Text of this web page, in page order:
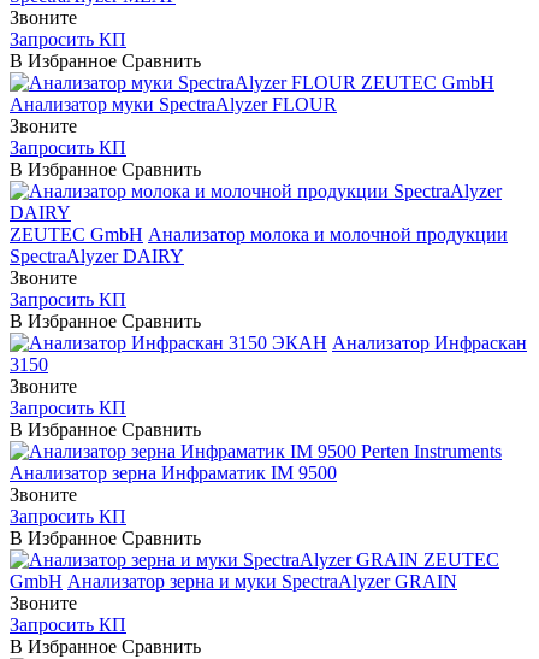
Звоните
Запросить КП
В Избранное Сравнить
ZEUTEC GmbH
Анализатор муки SpectraAlyzer FLOUR
Звоните
Запросить КП
В Избранное Сравнить
ZEUTEC GmbH Анализатор молока и молочной продукции
SpectraAlyzer DAIRY
Звоните
Запросить КП
В Избранное Сравнить
ЭКАН Анализатор Инфраскан
3150
Звоните
Запросить КП
В Избранное Сравнить
Perten Instruments
Анализатор зерна Инфраматик IM 9500
Звоните
Запросить КП
В Избранное Сравнить
ZEUTEC
GmbH Анализатор зерна и муки SpectraAlyzer GRAIN
Звоните
Запросить КП
В Избранное Сравнить